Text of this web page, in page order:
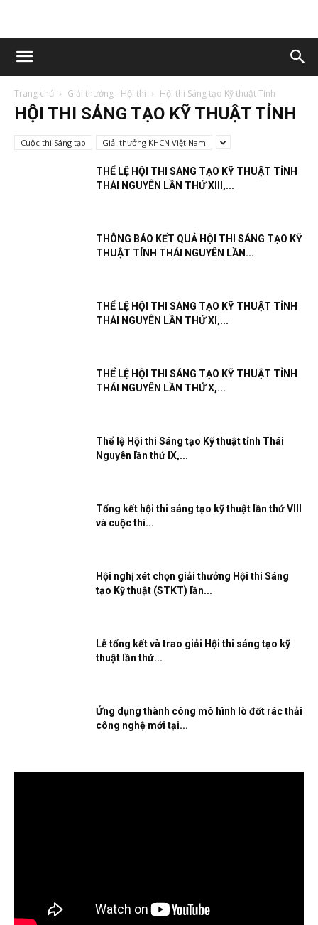
Trang chủ Giải thưởng - Hội thi Hội thi Sáng tạo Kỹ thuật Tỉnh
HỘI THI SÁNG TẠO KỸ THUẬT TỈNH
Cuộc thi Sáng tạo Giải thưởng KHCN Việt Nam
THỂ LỆ HỘI THI SÁNG TẠO KỸ THUẬT TỈNH
THÁI NGUYÊN LẦN THỨ XIII,...
THÔNG BÁO KẾT QUẢ HỘI THI SÁNG TẠO KỸ
THUẬT TỈNH THÁI NGUYÊN LẦN...
THỂ LỆ HỘI THI SÁNG TẠO KỸ THUẬT TỈNH
THÁI NGUYÊN LẦN THỨ XI,...
THỂ LỆ HỘI THI SÁNG TẠO KỸ THUẬT TỈNH
THÁI NGUYÊN LẦN THỨ X,...
Thể lệ Hội thi Sáng tạo Kỹ thuật tỉnh Thái
Nguyên lần thứ IX,...
Tổng kết hội thi sáng tạo kỹ thuật lần thứ VIII
và cuộc thi...
Hội nghị xét chọn giải thưởng Hội thi Sáng
tạo Kỹ thuật (STKT) lần...
Lễ tổng kết và trao giải Hội thi sáng tạo kỹ
thuật lần thứ...
Ứng dụng thành công mô hình lò đốt rác thải
công nghệ mới tại...